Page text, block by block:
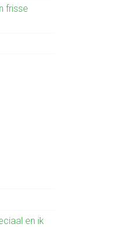
frisse
en ik